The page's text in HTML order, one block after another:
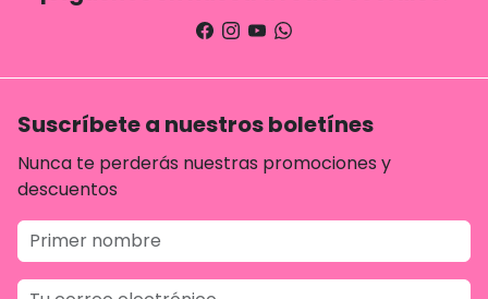
Suscríbete a nuestros boletínes
Nunca te perderás nuestras promociones y
descuentos